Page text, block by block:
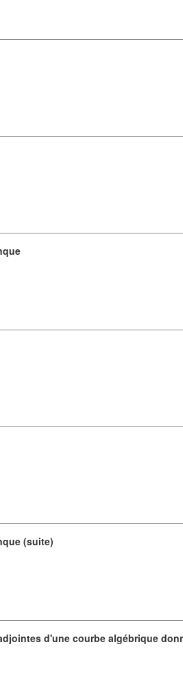
(suite)
d'une courbe algébrique